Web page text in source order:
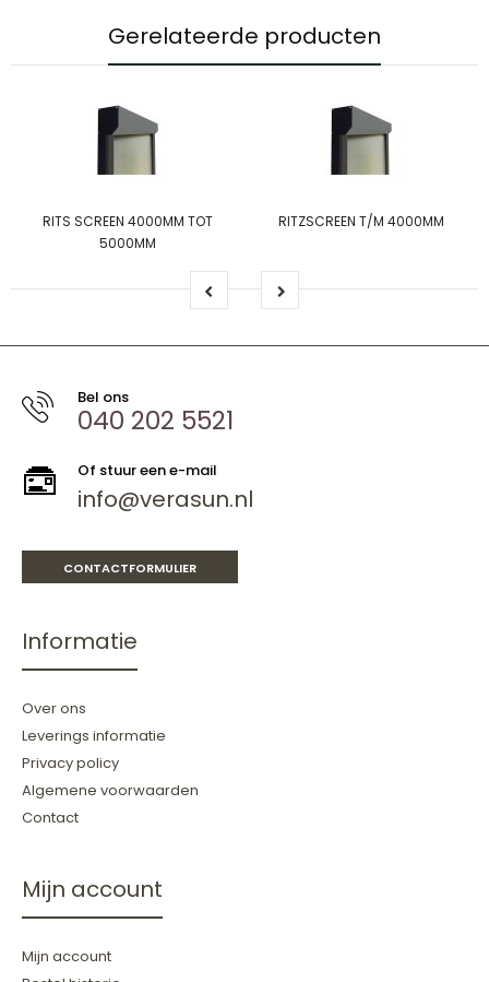
Gerelateerde producten
RITS SCREEN 4000MM TOT
5000MM
RITZSCREEN T/M 4000MM
Bel ons
040 202 5521
Of stuur een e-mail
info@verasun.nl
CONTACTFORMULIER
Informatie
Over ons
Leverings informatie
Privacy policy
Algemene voorwaarden
Contact
Mijn account
Mijn account